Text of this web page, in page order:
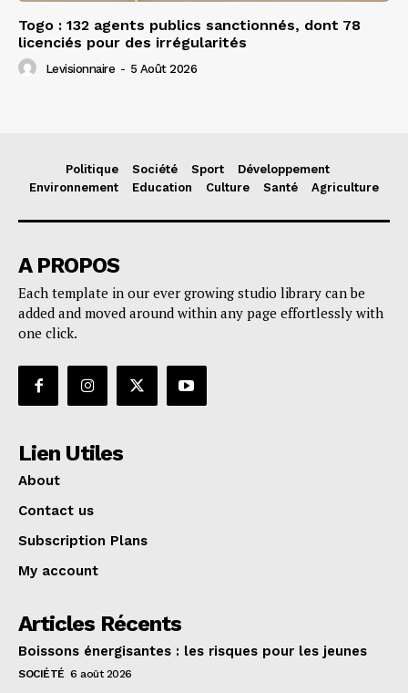
Togo : 132 agents publics sanctionnés, dont 78
licenciés pour des irrégularités
Levisionnaire - 5 Août 2026
Politique Société Sport
Développement
Environnement
Education Culture Santé Agriculture
A PROPOS
Each template in our ever growing studio library can be
added and moved around within any page effortlessly with
one click.
Lien Utiles
About
Contact us
Subscription Plans
My account
Articles Récents
Boissons énergisantes : les risques pour les jeunes
SOCIÉTÉ 6 août 2026